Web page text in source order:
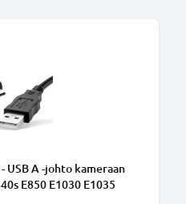
USB A -johto kameraan
E850 E1030 E1035